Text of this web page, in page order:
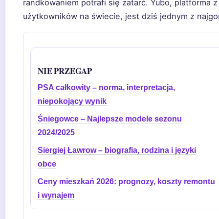
randkowaniem potrafi się zatarć. Yubo, platforma
użytkowników na świecie, jest dziś jednym z
NIE PRZEGAP
PSA całkowity – norma, interpretacja,
niepokojący wynik
Śniegowce – Najlepsze modele sezonu
2024/2025
Siergiej Ławrow – biografia, rodzina i języki
obce
Ceny mieszkań 2026: prognozy, koszty remontu
i wynajem